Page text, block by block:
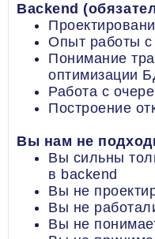
Backend
Опыт работы с
Понимание
оптимизации
Работа с
Построение
Вы нам не
Вы сильны
в backend
Вы не
Вы не
Вы не